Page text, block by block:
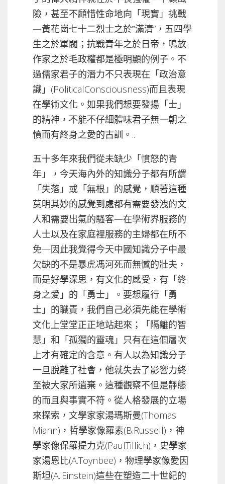
險，甚至不顧惜性命地向「現實」挑戰
—黃花崗七十二烈士之於‟滿清“，五四學
生之於軍閥；抗戰青年之於日帝，鳴放
作家之於毛政權都是極明顯的例子。不
過儒家君子的潛力不只表現在「政治意
識」(PoliticalConsciousness)而且表現
在學術文化。如果我們想要發揚「士」
的精神，不能不仔細體味君子無一朝之
憤而有終身之愛的古訓。..
五十多年來我們從未缺少「憤怒的青
年」，今天海內外的知識分子都有所謂
「失落」或「無根」的感覺，順著這種
莫明其妙的感覺到處都有需要發洩的文
人和需要出氣的騷客—在學術界服務的
人士以及在家庭裡服務的主婦都在所不
免—因此我覺得今天中國知識分子中最
欠缺的不是暴虎馮河死而無憾的壯夫，
而是好學深思，有文化的感受，有「終
身之爱」的「勇士」。要想履行「勇
士」的職責，我們自己必須先能在學術
文化上堂堂正正地站起來；「隔離的智
慧」和「孤獨的靈魂」只有在這個層次
上才有確定的含意。有人以為知識分子
一旦脫離了社會，他就失去了影響力終
至被大家所遺棄。這種觀察不但是靜態
的而且與事實不符。從人格發展的立場
來探索，文學家家湯瑪斯曼(Thomas
Miann)，哲學家像羅素(B.Russell)，神
學家像保羅提力克(PaulTillich)，史學家
家湯恩比(A.Toynbee)，物理學家像愛因
斯坦(A..Einstein)這些在塑造二十世紀的